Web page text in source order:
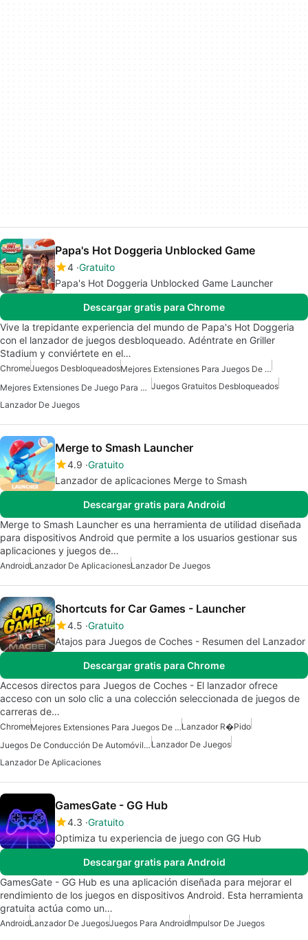
Papa's Hot Doggeria Unblocked Game
4 Gratuito
Papa's Hot Doggeria Unblocked Game Launcher
Descargar gratis para Chrome
Vive la trepidante experiencia del mundo de Papa's Hot Doggeria
con el lanzador de juegos desbloqueado. Adéntrate en Griller
Stadium y conviértete en el…
ChromeJuegos Desbloqueados
Mejores Extensiones Para Juegos De Chrome
Mejores Extensiones De Juego Para Chrome Juegos Gratuitos Desbloqueados
Lanzador De Juegos
Merge to Smash Launcher
4.9 Gratuito
Lanzador de aplicaciones Merge to Smash
Descargar gratis para Android
Merge to Smash Launcher es una herramienta de utilidad diseñada
para dispositivos Android que permite a los usuarios gestionar sus
aplicaciones y juegos de…
AndroidLanzador De AplicacionesLanzador De Juegos
Shortcuts for Car Games - Launcher
4.5 Gratuito
Atajos para Juegos de Coches - Resumen del Lanzador
Descargar gratis para Chrome
Accesos directos para Juegos de Coches - El lanzador ofrece
acceso con un solo clic a una colección seleccionada de juegos de
carreras de…
Chrome Mejores Extensiones Para Juegos De ChromeLanzador R�pido
Juegos De Conducción De Automóviles Lanzador De Juegos
Lanzador De Aplicaciones
GamesGate - GG Hub
4.3 Gratuito
Optimiza tu experiencia de juego con GG Hub
Descargar gratis para Android
GamesGate - GG Hub es una aplicación diseñada para mejorar el
rendimiento de los juegos en dispositivos Android. Esta herramienta
gratuita actúa como un…
AndroidLanzador De JuegosJuegos Para AndroidImpulsor De Juegos